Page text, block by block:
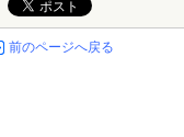
前のページへ戻る